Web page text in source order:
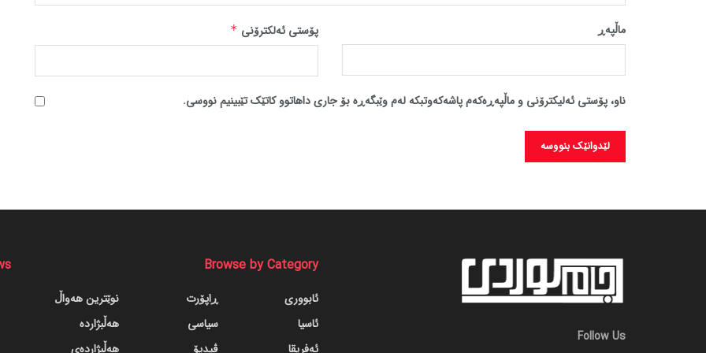
پۆستی ئەلکترۆنی * ماڵپه‌ڕ
ناو، پۆستی ئەلیکترۆنی و ماڵپەڕەکەم پاشەکەوتبکە لەم وێبگەڕە بۆ جاری داهاتوو کاتێک تێبینیم نووسی.
Follow Us
Browse by Category
ئابووری
ئاسیا
ئەفریقا
ڕاپۆرت
سیاسی
ڤیدیۆ
نوێترین هەواڵ
هەڵبژاردە
هەڵبژاردەی